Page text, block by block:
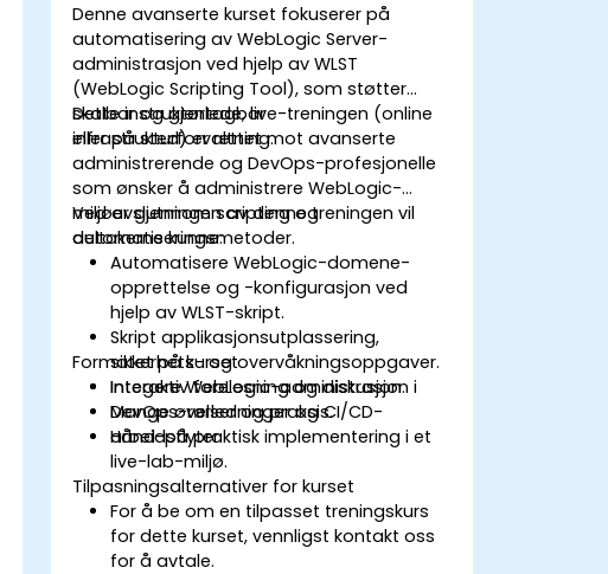
Denne avanserte kurset fokuserer på
automatisering av WebLogic Server-
administrasjon ved hjelp av WLST
(WebLogic Scripting Tool), som støtter
skalbar og gjentagbar
infrastrukturforvaltning.
Dette instruktørlede, live-treningen (online
eller på sted) er rettet mot avanserte
administrerende og DevOps-profesjonelle
som ønsker å administrere WebLogic-
miljøer gjennom scripting og
automatiseringsmetoder.
Ved avslutningen av denne treningen vil
deltakerne kunne:
Automatisere WebLogic-domene-
opprettelse og -konfigurasjon ved
hjelp av WLST-skript.
Skript applikasjonsutplassering,
sikkerhets- og overvåkningsoppgaver.
Integere WebLogic-administrasjon i
DevOps-rørledninger og CI/CD-
arbeidsflyter.
Formatet på kurset
Interaktiv forelesning og diskusjon.
Mange øvelser og praksis.
Hånd-på praktisk implementering i et
live-lab-miljø.
Tilpasningsalternativer for kurset
For å be om en tilpasset treningskurs
for dette kurset, vennligst kontakt oss
for å avtale.